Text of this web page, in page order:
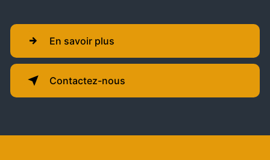
En savoir plus
Contactez-nous